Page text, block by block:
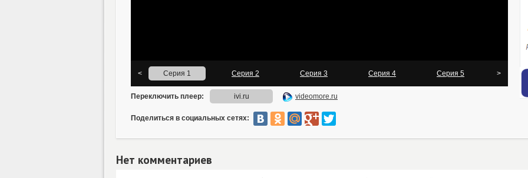
Поделиться в социальных сетях:
Нет комментариев